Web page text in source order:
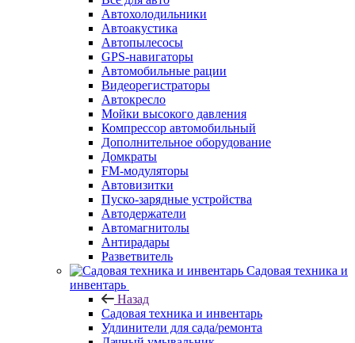
Автохолодильники
Автоакустика
Автопылесосы
GPS-навигаторы
Автомобильные рации
Видеорегистраторы
Автокресло
Мойки высокого давления
Компрессор автомобильный
Дополнительное оборудование
Домкраты
FM-модуляторы
Автовизитки
Пуско-зарядные устройства
Автодержатели
Автомагнитолы
Антирадары
Разветвитель
Садовая техника и
инвентарь
Назад
Садовая техника и инвентарь
Удлинители для сада/ремонта